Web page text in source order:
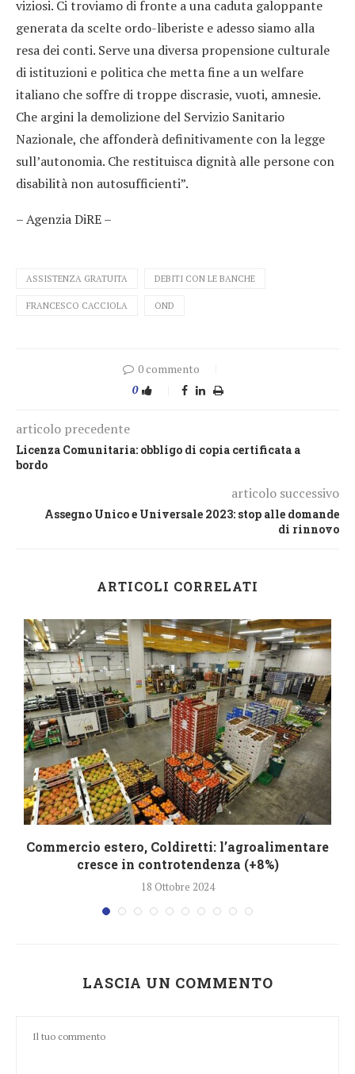
viziosi. Ci troviamo di fronte a una caduta galoppante
generata da scelte ordo-liberiste e adesso siamo alla
resa dei conti. Serve una diversa propensione culturale
di istituzioni e politica che metta fine a un welfare
italiano che soffre di troppe discrasie, vuoti, amnesie.
Che argini la demolizione del Servizio Sanitario
Nazionale, che affonderà definitivamente con la legge
sull’autonomia. Che restituisca dignità alle persone con
disabilità non autosufficienti”.
– Agenzia DiRE –
ASSISTENZA GRATUITA DEBITI CON LE BANCHE
FRANCESCO CACCIOLA OND
0 commento
0
articolo precedente
Licenza Comunitaria: obbligo di copia certificata a
bordo
articolo successivo
Assegno Unico e Universale 2023: stop alle domande
di rinnovo
ARTICOLI CORRELATI
Commercio estero, Coldiretti: l’agroalimentare
cresce in controtendenza (+8%)
18 Ottobre 2024
LASCIA UN COMMENTO